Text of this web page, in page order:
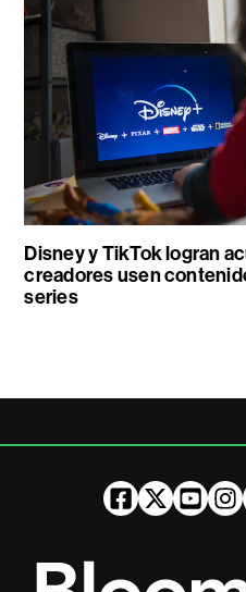
Disney y TikTok logran
creadores usen
series